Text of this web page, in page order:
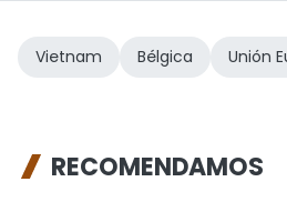
Vietnam Bélgica Unión
RECOMENDAMOS